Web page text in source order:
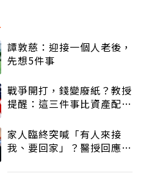
譚敦慈：迎接一個人老後，
先想5件事
戰爭開打，錢變廢紙？教授
提醒：這三件事比資產配置
家人臨終突喊「有人來接
我、要回家」？醫授回應方